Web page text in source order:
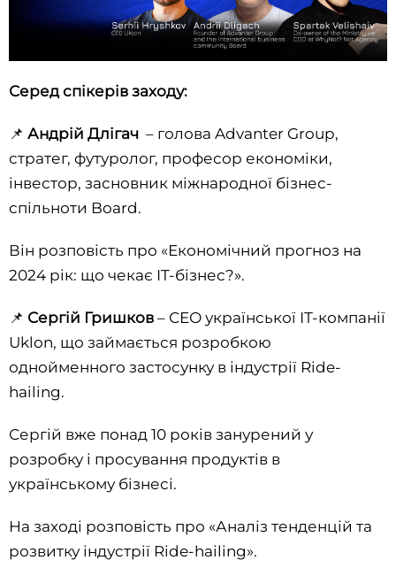
‌‌Серед спікерів заходу:
📌 Андрій Длігач – голова Advanter Group,
стратег, футуролог, професор економіки,
інвестор, засновник міжнародної бізнес-
спільноти Board.
Він розповість про «Економічний прогноз на
2024 рік: що чекає IT-бізнес?».
📌 Сергій Гришков – СЕО української ІТ-компанії
Uklon, що займається розробкою
однойменного застосунку в індустрії Ride-
hailing.
Сергій вже понад 10 років занурений у
розробку і просування продуктів в
українському бізнесі.
На заході розповість про «Аналіз тенденцій та
розвитку індустрії Ride-hailing».